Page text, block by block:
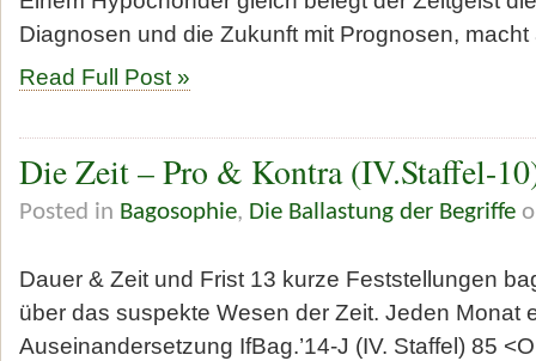
Diagnosen und die Zukunft mit Prognosen,
Read Full Post »
Die Zeit – Pro & Kontra (IV.Staffel-
Posted in Bagosophie, Die Ballastung der Begriffe
Dauer & Zeit und Frist 13 kurze Feststellungen
über das suspekte Wesen der Zeit. Jeden Monat
Auseinandersetzung IfBag.’14-J (IV. Staffel) 85